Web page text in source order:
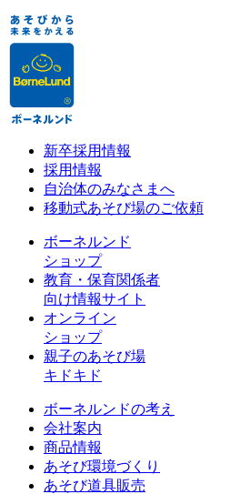
新卒採用情報
採用情報
自治体のみなさまへ
移動式あそび場のご依頼
ボーネルンド
ショップ
教育・保育関係者
向け情報サイト
オンライン
ショップ
親子のあそび場
キドキド
ボーネルンドの考え
会社案内
商品情報
あそび環境づくり
あそび道具販売